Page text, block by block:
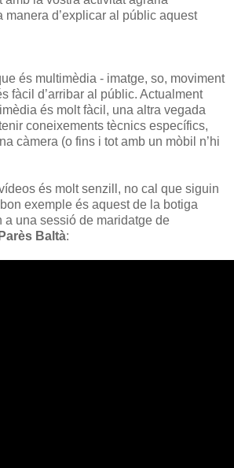
manera d’explicar al públic aquest
és multimèdia - imatge, so, moviment
fàcil d’arribar al públic. Actualment
és molt fàcil, una altra vegada
coneixements tècnics específics,
càmera (o fins i tot amb un mòbil n’hi
és molt senzill, no cal que siguin
exemple és aquest de la botiga
a una sessió de maridatge de
Parès Baltà: